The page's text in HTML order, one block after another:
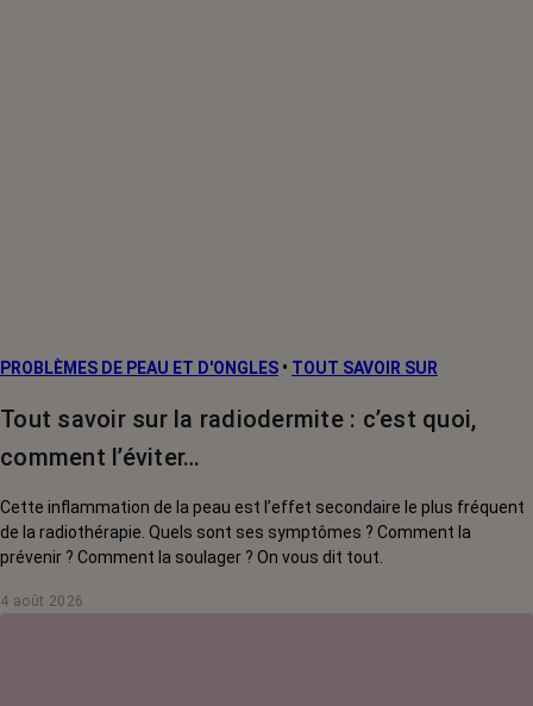
PROBLÈMES DE PEAU ET D'ONGLES • TOUT SAVOIR SUR
Tout savoir sur la radiodermite : c’est quoi,
comment l’éviter…
Cette inflammation de la peau est l’effet secondaire le plus fréquent
de la radiothérapie. Quels sont ses symptômes ? Comment la
prévenir ? Comment la soulager ? On vous dit tout.
4 août 2026